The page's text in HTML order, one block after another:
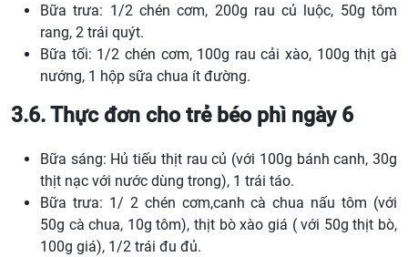
Bữa trưa: 1/2 chén cơm, 200g rau củ luộc, 50g tôm
rang, 2 trái quýt.
Bữa tối: 1/2 chén cơm, 100g rau cải xào, 100g thịt gà
nướng, 1 hộp sữa chua ít đường.
3.6. Thực đơn cho trẻ béo phì ngày 6
Bữa sáng: Hủ tiếu thịt rau củ (với 100g bánh canh, 30g
thịt nạc với nước dùng trong), 1 trái táo.
Bữa trưa: 1/ 2 chén cơm,canh cà chua nấu tôm (với
50g cà chua, 10g tôm), thịt bò xào giá ( với 50g thịt bò,
100g giá), 1/2 trái đu đủ.